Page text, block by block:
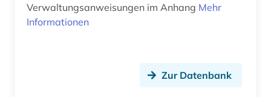
bayern schulrecht (1)
Verwaltungsanweisungen im Anhang Mehr
Informationen
Zur Datenbank